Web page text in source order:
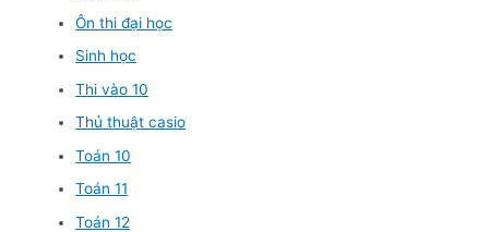
Ôn thi đại học
Sinh học
Thi vào 10
Thủ thuật casio
Toán 10
Toán 11
Toán 12